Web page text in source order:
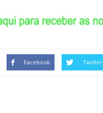
Facebook Twitter